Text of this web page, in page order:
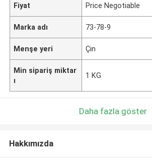
Fiyat Price Negotiable
Marka adı 73-78-9
Menşe yeri Çin
Min sipariş miktar
ı
1 KG
Daha fazla göster
Hakkımızda